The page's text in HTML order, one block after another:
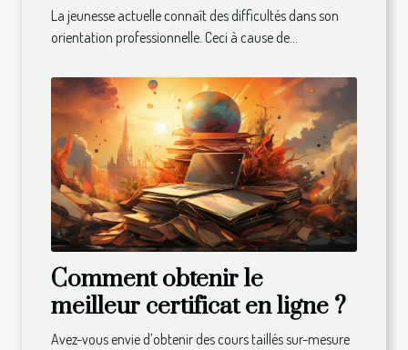
La jeunesse actuelle connaît des difficultés dans son
orientation professionnelle. Ceci à cause de...
Comment obtenir le
meilleur certificat en ligne ?
Avez-vous envie d’obtenir des cours taillés sur-mesure